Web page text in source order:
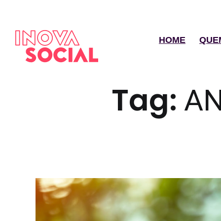
HOME
Tag: